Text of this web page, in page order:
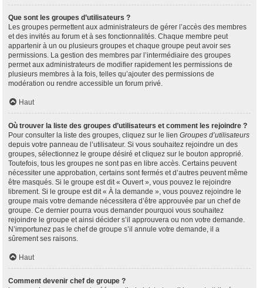
Que sont les groupes d’utilisateurs ?
Les groupes permettent aux administrateurs de gérer l’accès des membres
et des invités au forum et à ses fonctionnalités. Chaque membre peut
appartenir à un ou plusieurs groupes et chaque groupe peut avoir ses
permissions. La gestion des membres par l’intermédiaire des groupes
permet aux administrateurs de modifier rapidement les permissions de
plusieurs membres à la fois, telles qu’ajouter des permissions de
modération ou rendre accessible un forum privé.
Haut
Où trouver la liste des groupes d’utilisateurs et comment les rejoindre ?
Pour consulter la liste des groupes, cliquez sur le lien Groupes d’utilisateurs
depuis votre panneau de l’utilisateur. Si vous souhaitez rejoindre un des
groupes, sélectionnez le groupe désiré et cliquez sur le bouton approprié.
Toutefois, tous les groupes ne sont pas en libre accès. Certains peuvent
nécessiter une approbation, certains sont fermés et d’autres peuvent même
être masqués. Si le groupe est dit « Ouvert », vous pouvez le rejoindre
librement. Si le groupe est dit « À la demande », vous pouvez rejoindre le
groupe mais votre demande nécessitera d’être approuvée par un chef de
groupe. Ce dernier pourra vous demander pourquoi vous souhaitez
rejoindre le groupe et ainsi décider s’il approuvera ou non votre demande.
N’importunez pas le chef de groupe s’il annule votre demande, il a
sûrement ses raisons.
Haut
Comment devenir chef de groupe ?